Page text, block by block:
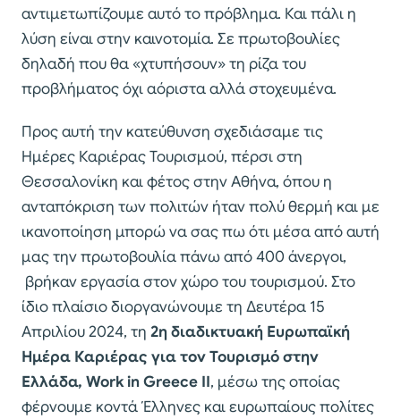
αντιμετωπίζουμε αυτό το πρόβλημα. Και πάλι η
λύση είναι στην καινοτομία. Σε πρωτοβουλίες
δηλαδή που θα «χτυπήσουν» τη ρίζα του
προβλήματος όχι αόριστα αλλά στοχευμένα.
Προς αυτή την κατεύθυνση σχεδιάσαμε τις
Ημέρες Καριέρας Τουρισμού, πέρσι στη
Θεσσαλονίκη και φέτος στην Αθήνα, όπου η
ανταπόκριση των πολιτών ήταν πολύ θερμή και με
ικανοποίηση μπορώ να σας πω ότι μέσα από αυτή
μας την πρωτοβουλία πάνω από 400 άνεργοι,
βρήκαν εργασία στον χώρο του τουρισμού. Στο
ίδιο πλαίσιο διοργανώνουμε τη Δευτέρα 15
Απριλίου 2024, τη 2η διαδικτυακή Ευρωπαϊκή
Ημέρα Καριέρας για τον Τουρισμό στην
Ελλάδα, Work in Greece II, μέσω της οποίας
φέρνουμε κοντά Έλληνες και ευρωπαίους πολίτες